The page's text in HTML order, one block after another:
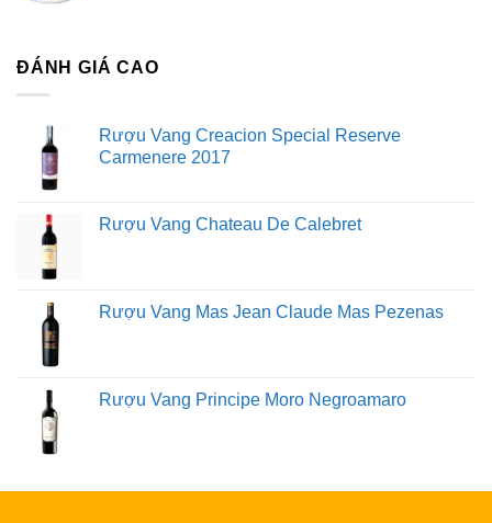
ĐÁNH GIÁ CAO
Rượu Vang Creacion Special Reserve
Carmenere 2017
Rượu Vang Chateau De Calebret
Rượu Vang Mas Jean Claude Mas Pezenas
Rượu Vang Principe Moro Negroamaro